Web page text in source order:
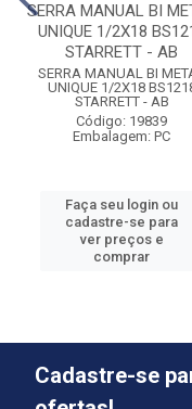
SERRA MANUAL BI
UNIQUE 1/2X18
STARRETT - AB
SERRA MANUAL BI
UNIQUE 1/2X18
STARRETT - AB
Código: 19839
Embalagem: PC
Faça seu login ou
cadastre-se para
ver preços e
comprar
Cadastre-se